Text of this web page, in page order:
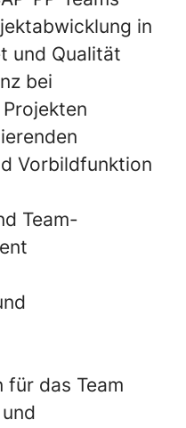
in
und Qualität
bei
Vorbildfunktion
Team-
für das Team